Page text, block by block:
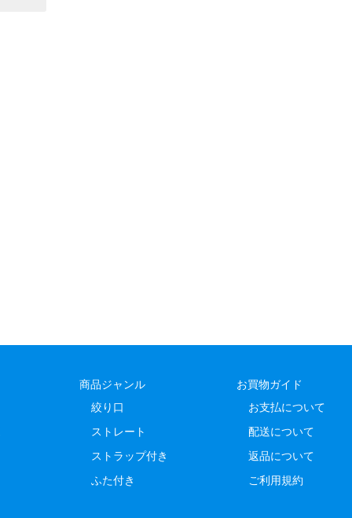
商品ジャンル
絞り口
ストレート
ストラップ付き
ふた付き
お買物ガイド
お支払について
配送について
返品について
ご利用規約